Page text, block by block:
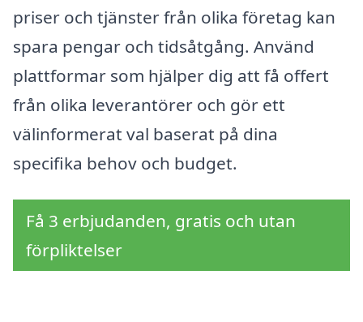
priser och tjänster från olika företag kan
spara pengar och tidsåtgång. Använd
plattformar som hjälper dig att få offert
från olika leverantörer och gör ett
välinformerat val baserat på dina
specifika behov och budget.
Få 3 erbjudanden, gratis och utan
förpliktelser